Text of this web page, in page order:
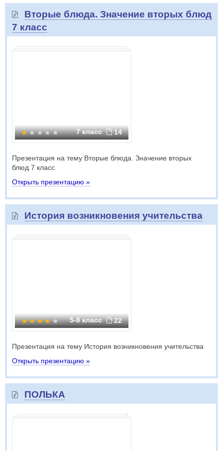
Вторые блюда. Значение вторых блюд
7 класс
7 класс 14
Презентация на тему Вторые блюда. Значение вторых
блюд 7 класс
Открыть презентацию »
История возникновения учительства
5-8 класс 22
Презентация на тему История возникновения учительства
Открыть презентацию »
ПОЛЬКА